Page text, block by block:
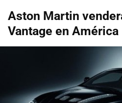
Aston Martin
Vantage en América